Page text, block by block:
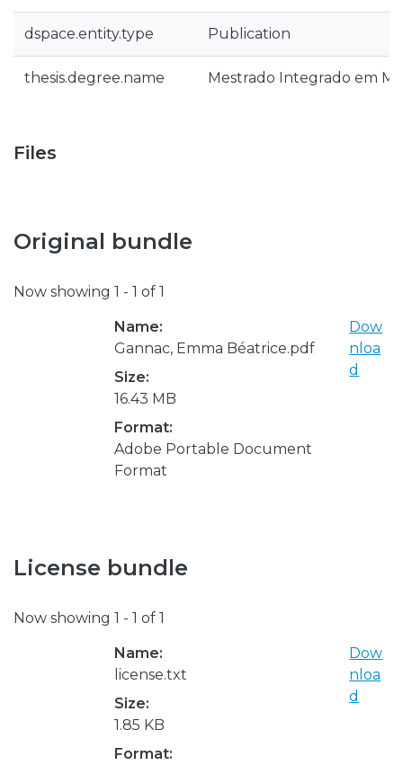
dspace.entity.type Publication
thesis.degree.name Mestrado Integrado em
Files
Original bundle
Now showing 1 - 1 of 1
Name:
Gannac, Emma Béatrice.pdf
Size:
16.43 MB
Format:
Adobe Portable Document
Format
Dow
nloa
d
License bundle
Now showing 1 - 1 of 1
Name:
license.txt
Size:
1.85 KB
Format:
Dow
nloa
d